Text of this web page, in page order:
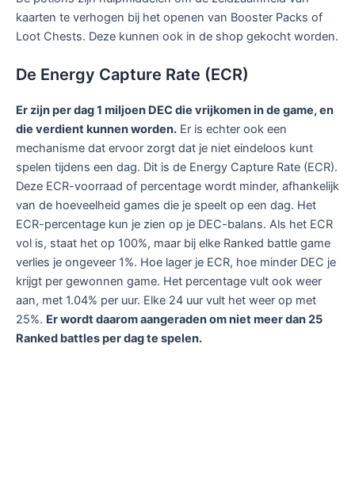
kaarten te verhogen bij het openen van Booster Packs of
Loot Chests. Deze kunnen ook in de shop gekocht worden.
De Energy Capture Rate (ECR)
Er zijn per dag 1 miljoen DEC die vrijkomen in de game, en
die verdient kunnen worden. Er is echter ook een
mechanisme dat ervoor zorgt dat je niet eindeloos kunt
spelen tijdens een dag. Dit is de Energy Capture Rate (ECR).
Deze ECR-voorraad of percentage wordt minder, afhankelijk
van de hoeveelheid games die je speelt op een dag. Het
ECR-percentage kun je zien op je DEC-balans. Als het ECR
vol is, staat het op 100%, maar bij elke Ranked battle game
verlies je ongeveer 1%. Hoe lager je ECR, hoe minder DEC je
krijgt per gewonnen game. Het percentage vult ook weer
aan, met 1.04% per uur. Elke 24 uur vult het weer op met
25%. Er wordt daarom aangeraden om niet meer dan 25
Ranked battles per dag te spelen.